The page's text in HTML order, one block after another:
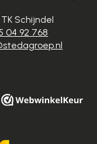
Schijndel
04 92 768